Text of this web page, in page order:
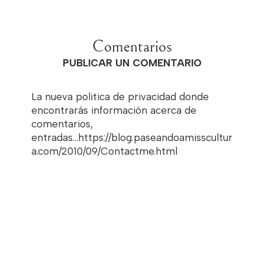
Comentarios
PUBLICAR UN COMENTARIO
La nueva politica de privacidad donde
encontrarás información acerca de
comentarios,
entradas...https://blog.paseandoamisscultur
a.com/2010/09/Contactme.html